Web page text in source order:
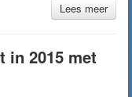
Lees meer
in 2015 met